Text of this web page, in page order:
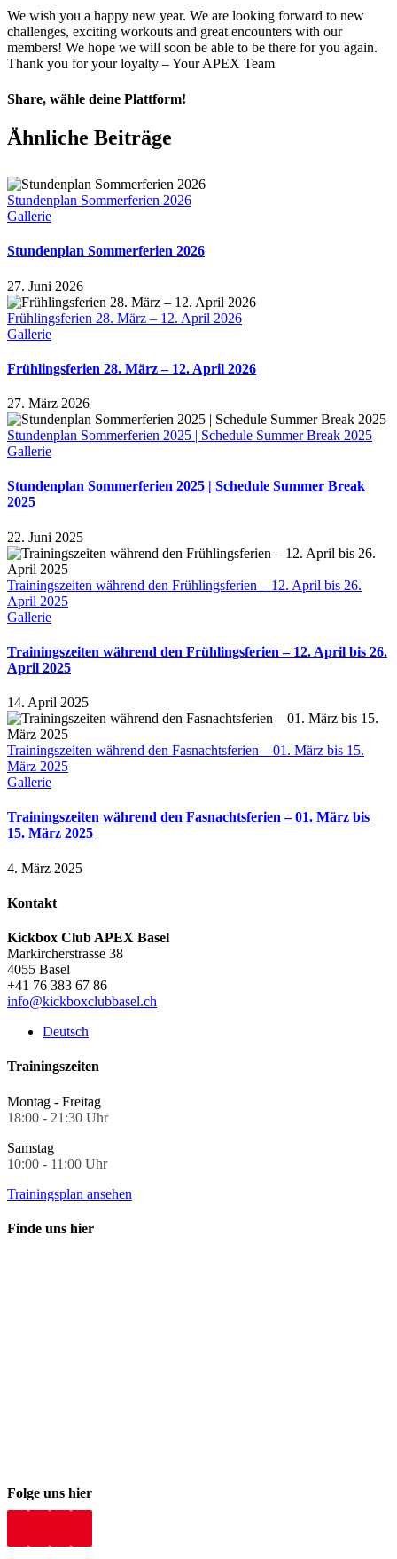
We wish you a happy new year. We are looking forward to new
challenges, exciting workouts and great encounters with our
members! We hope we will soon be able to be there for you again.
Thank you for your loyalty – Your APEX Team
Share, wähle deine Plattform!
Facebook
X
Reddit
LinkedIn
Pinterest
E-
Mail
Ähnliche Beiträge
Stundenplan Sommerferien 2026
Gallerie
Stundenplan Sommerferien 2026
27. Juni 2026
Frühlingsferien 28. März – 12. April 2026
Gallerie
Frühlingsferien 28. März – 12. April 2026
27. März 2026
Stundenplan Sommerferien 2025 | Schedule Summer Break 2025
Gallerie
Stundenplan Sommerferien 2025 | Schedule Summer Break
2025
22. Juni 2025
Trainingszeiten während den Frühlingsferien – 12. April bis 26.
April 2025
Gallerie
Trainingszeiten während den Frühlingsferien – 12. April bis 26.
April 2025
14. April 2025
Trainingszeiten während den Fasnachtsferien – 01. März bis 15.
März 2025
Gallerie
Trainingszeiten während den Fasnachtsferien – 01. März bis
15. März 2025
4. März 2025
Kontakt
Kickbox Club APEX Basel
Markircherstrasse 38
4055 Basel
+41 76 383 67 86
info@kickboxclubbasel.ch
Deutsch
Trainingszeiten
Montag - Freitag
18:00 - 21:30 Uhr
Samstag
10:00 - 11:00 Uhr
Trainingsplan ansehen
Finde uns hier
Folge uns hier